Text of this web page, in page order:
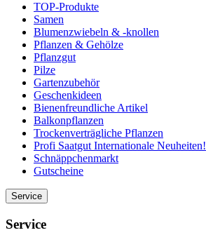
TOP-Produkte
Samen
Blumenzwiebeln & -knollen
Pflanzen & Gehölze
Pflanzgut
Pilze
Gartenzubehör
Geschenkideen
Bienenfreundliche Artikel
Balkonpflanzen
Trockenverträgliche Pflanzen
Profi Saatgut Internationale Neuheiten!
Schnäppchenmarkt
Gutscheine
Service
Service